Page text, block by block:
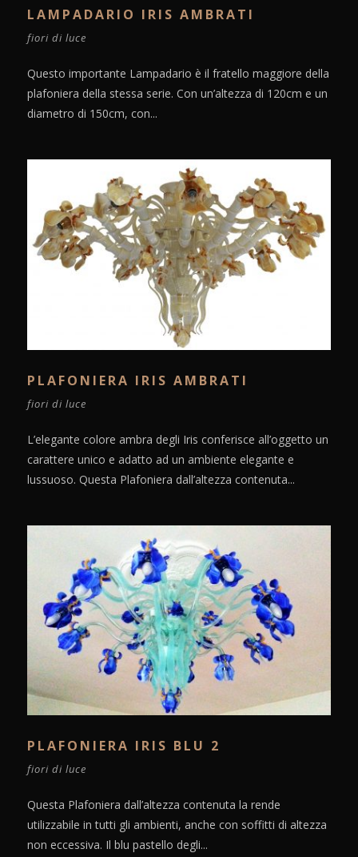
LAMPADARIO IRIS AMBRATI
fiori di luce
Questo importante Lampadario è il fratello maggiore della
plafoniera della stessa serie. Con un’altezza di 120cm e un
diametro di 150cm, con...
PLAFONIERA IRIS AMBRATI
fiori di luce
L’elegante colore ambra degli Iris conferisce all’oggetto un
carattere unico e adatto ad un ambiente elegante e
lussuoso. Questa Plafoniera dall’altezza contenuta...
PLAFONIERA IRIS BLU 2
fiori di luce
Questa Plafoniera dall’altezza contenuta la rende
utilizzabile in tutti gli ambienti, anche con soffitti di altezza
non eccessiva. Il blu pastello degli...